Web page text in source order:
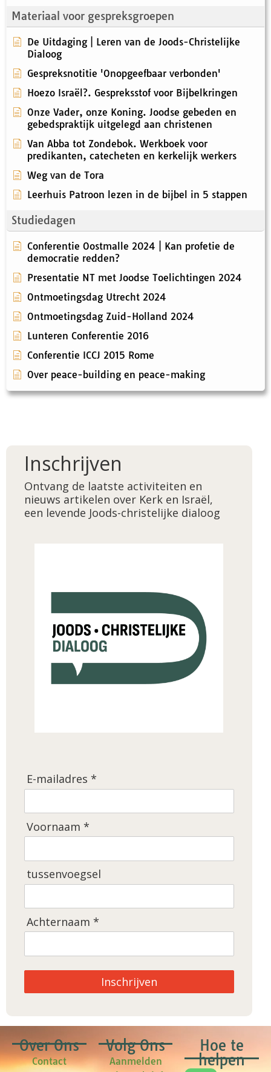
Materiaal voor gespreksgroepen
De Uitdaging | Leren van de Joods-Christelijke
Dialoog
Gespreksnotitie 'Onopgeefbaar verbonden'
Hoezo Israël?. Gespreksstof voor Bijbelkringen
Onze Vader, onze Koning. Joodse gebeden en
gebedspraktijk uitgelegd aan christenen
Van Abba tot Zondebok. Werkboek voor
predikanten, catecheten en kerkelijk werkers
Weg van de Tora
Leerhuis Patroon lezen in de bijbel in 5 stappen
Studiedagen
Conferentie Oostmalle 2024 | Kan profetie de
democratie redden?
Presentatie NT met Joodse Toelichtingen 2024
Ontmoetingsdag Utrecht 2024
Ontmoetingsdag Zuid-Holland 2024
Lunteren Conferentie 2016
Conferentie ICCJ 2015 Rome
Over peace-building en peace-making
Inschrijven
Ontvang de laatste activiteiten en
nieuws artikelen over Kerk en Israël,
een levende Joods-christelijke dialoog
E-mailadres *
Voornaam *
tussenvoegsel
Achternaam *
Inschrijven
Over Ons
Contact
Volg Ons
Aanmelden
Hoe te
helpen